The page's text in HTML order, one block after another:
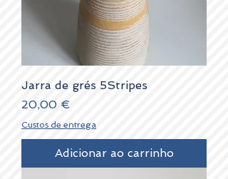
Jarra de grés 5Stripes
Preço
20,00 €
Custos de entrega
Adicionar ao carrinho